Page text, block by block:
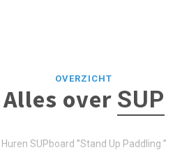
OVERZICHT
Alles over SUP
Huren SUPboard ”Stand Up Paddling ”